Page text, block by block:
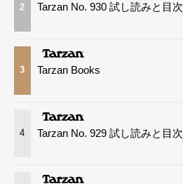
2 Tarzan No. 930 試し読みと目次
3 Tarzan Books
4 Tarzan No. 929 試し読みと目次